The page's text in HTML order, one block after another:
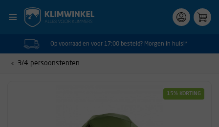
Op voorraad en voor 17:00 besteld? Morgen in huis!*
3/4-persoonstenten
15% KORTING